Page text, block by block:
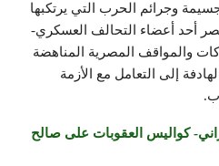
وجرائم الحرب التي يرتكبها
أحد أعضاء التحالف العسكري-
والمواقف المصرية المناهضة
إلى التعامل مع الأزمة
كواليس العقوبات على صالح